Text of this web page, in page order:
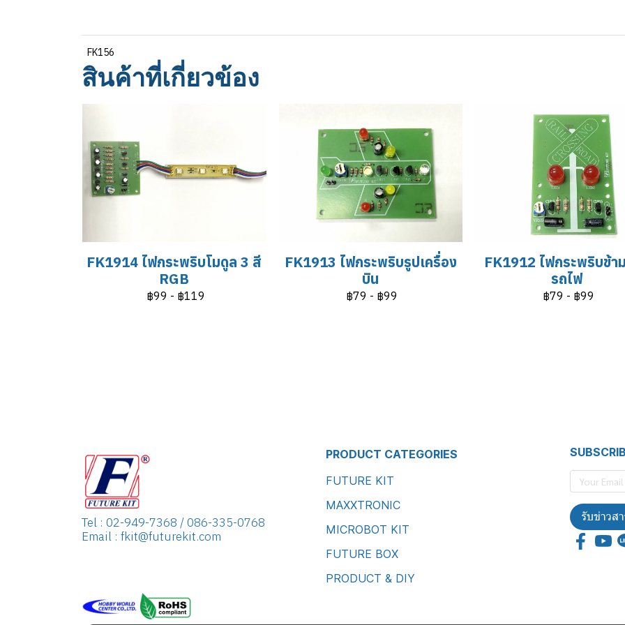
FK156
สินค้าที่เกี่ยวข้อง
FK1914 ไฟกระพริบโมดูล 3 สี
RGB
฿99 - ฿119
FK1913 ไฟกระพริบรูปเครื่อง
บิน
฿79 - ฿99
FK1912 ไฟกระพริบข้า
รถไฟ
฿79 - ฿99
Tel : 02-949-7368 / 086-335-0768
Email : fkit@futurekit.com
PRODUCT CATEGORIES
FUTURE KIT
MAXXTRONIC
MICROBOT KIT
FUTURE BOX
PRODUCT & DIY
รับข่าวส